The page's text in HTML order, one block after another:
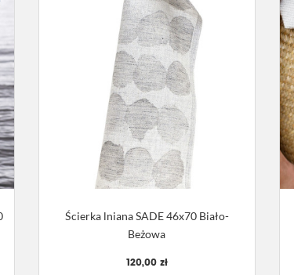
Ścierka lniana SADE 46x70 Biało-
Beżowa
120,00 zł